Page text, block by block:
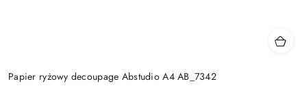
Papier ryżowy decoupage Abstudio A4 AB_7342